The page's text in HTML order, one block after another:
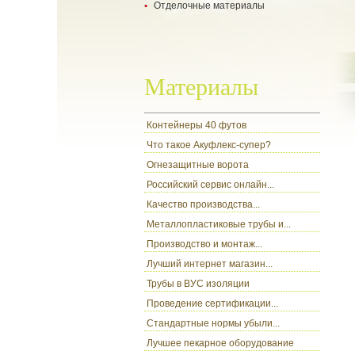
- укладка ламината
Отделочные материалы
Материалы
Контейнеры 40 футов
Что такое Акуфлекс-супер?
Огнезащитные ворота
Российский сервис онлайн...
Качество производства...
Металлопластиковые трубы и...
Производство и монтаж...
Лучший интернет магазин...
Трубы в ВУС изоляции
Проведение сертификации...
Стандартные нормы убыли...
Лучшее пекарное оборудование